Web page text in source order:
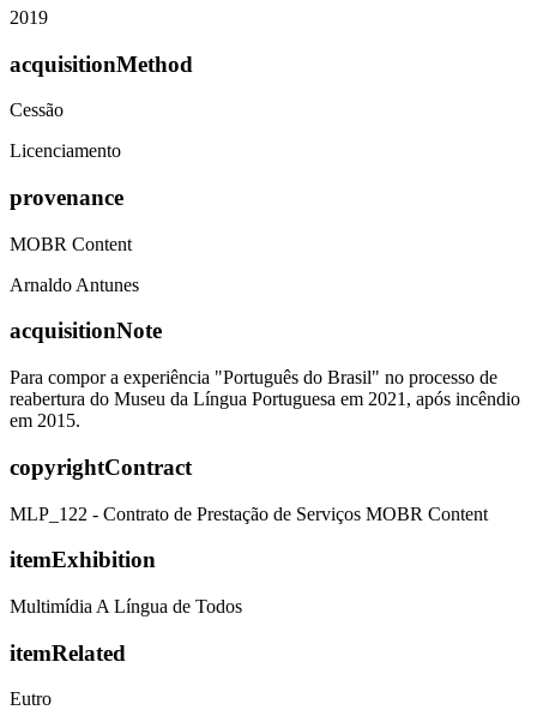
2019
acquisitionMethod
Cessão
Licenciamento
provenance
MOBR Content
Arnaldo Antunes
acquisitionNote
Para compor a experiência "Português do Brasil" no processo de
reabertura do Museu da Língua Portuguesa em 2021, após incêndio
em 2015.
copyrightContract
MLP_122 - Contrato de Prestação de Serviços MOBR Content
itemExhibition
Multimídia A Língua de Todos
itemRelated
Eutro